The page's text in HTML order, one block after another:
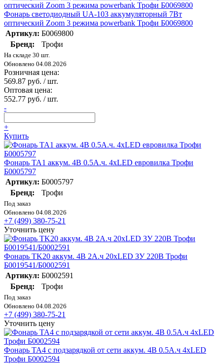
Фонарь светодиодный UA-103 аккумуляторный 7Вт
оптический Zoom 3 режима powerbank Трофи Б0069800
Артикул: Б0069800
Бренд:
Трофи
На складе 30 шт.
Обновлено 04.08.2026
Розничная цена:
569.87 руб. / шт.
Оптовая цена:
552.77 руб. / шт.
-
+
Купить
Фонарь TA1 аккум. 4В 0.5А.ч. 4хLED евровилка Трофи
Б0005797
Артикул: Б0005797
Бренд:
Трофи
Под заказ
Обновлено 04.08.2026
+7 (499) 380-75-21
Уточнить цену
Фонарь TK20 аккум. 4В 2А.ч 20хLED ЗУ 220В Трофи
Б0019541/Б0002591
Артикул: Б0002591
Бренд:
Трофи
Под заказ
Обновлено 04.08.2026
+7 (499) 380-75-21
Уточнить цену
Фонарь TA4 с подзарядкой от сети аккум. 4В 0.5А.ч 4хLED
Трофи Б0002594